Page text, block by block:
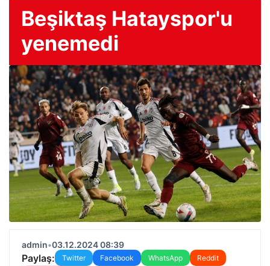
Beşiktaş Hatayspor'u
yenemedi
admin•03.12.2024 08:39
Paylaş: Twitter Facebook WhatsApp
Reddit